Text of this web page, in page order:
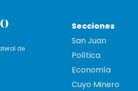
de
Secciones
San Juan
Política
Economía
Cuyo Minero